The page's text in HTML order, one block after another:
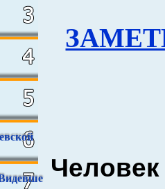
Человек